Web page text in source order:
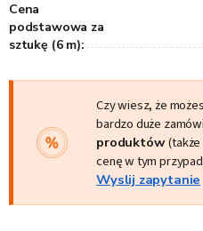
Cena
podstawowa za
sztukę (6 m):
Czy wiesz, że
bardzo duże
produktów
cenę w tym
Wyslij zapytanie